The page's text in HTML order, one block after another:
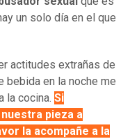
un solo día en el que
actitudes extrañas de
bebida en la noche me
la cocina. Si
pieza a
la acompañe a la